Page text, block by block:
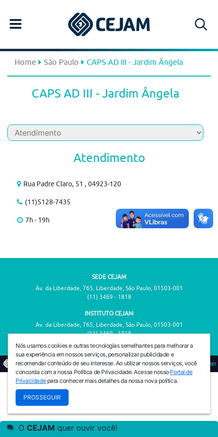
Home São Paulo CAPS AD III - Jardim Ângela
CAPS AD III - Jardim Ângela
Atendimento
Rua Padre Claro, 51 , 04923-120
(11)5128-7435
7h - 19h
SEDE CEJAM
Av. da Liberdade, 765, Liberdade, São Paulo, 01503-001
(11) 3469 - 1818
INSTITUTO CEJAM
Av. da Liberdade, 765, Liberdade, São Paulo, 01503-001
(11) 3469 - 1818
© 2026 PREVENIR É VIVER COM QUALIDADE!
Nós usamos cookies e outras tecnologias semelhantes para melhorar a
sua experiência em nossos serviços, personalizar publicidade e
recomendar conteúdo de seu interesse. Ao utilizar nossos serviços, você
concorda com a nossa Política de Privacidade. Acesse nosso Portal de
Privacidadepara conhecer mais detalhes da nossa nova política.
PROSSEGUIR
O CEJAM quer ouvir você!